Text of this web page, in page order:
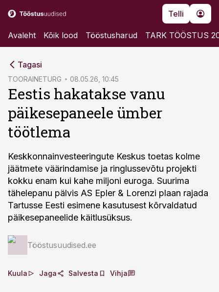
Telli
Avaleht Kõik lood Tööstusharud TARK TÖÖSTUS
Tagasi
TOORAINETURG 08.05.26, 10:45
Eestis hakatakse vanu
päikesepaneele ümber
töötlema
Keskkonnainvesteeringute Keskus toetas kolme
jäätmete väärindamise ja ringlussevõtu projekti
kokku enam kui kahe miljoni euroga. Suurima
tähelepanu pälvis AS Epler & Lorenzi plaan rajada
Tartusse Eesti esimene kasutusest kõrvaldatud
päikesepaneelide käitlusüksus.
Tööstusuudised.ee
Kuula Jaga Salvesta Vihja